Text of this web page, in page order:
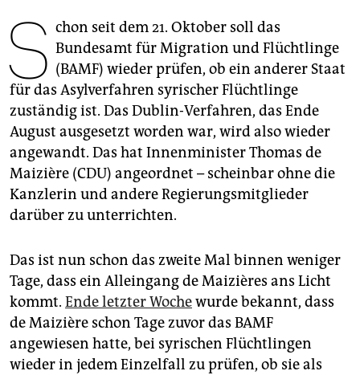
abo
genossenschaft
epaper login
S chon seit dem 21. Oktober soll das
Bundesamt für Migration und Flüchtlinge
(BAMF) wieder prüfen, ob ein anderer Staat
für das Asylverfahren syrischer Flüchtlinge
zuständig ist. Das Dublin-Verfahren, das Ende
August ausgesetzt worden war, wird also wieder
angewandt. Das hat Innenminister Thomas de
Maizière (CDU) angeordnet – scheinbar ohne die
Kanzlerin und andere Regierungsmitglieder
darüber zu unterrichten.
Das ist nun schon das zweite Mal binnen weniger
Tage, dass ein Alleingang de Maizières ans Licht
kommt. Ende letzter Wochewurde bekannt, dass
de Maizière schon Tage zuvor das BAMF
angewiesen hatte, bei syrischen Flüchtlingen
wieder in jedem Einzelfall zu prüfen, ob sie als